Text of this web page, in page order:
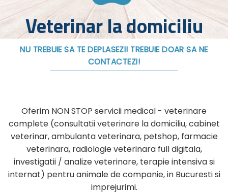
Veterinar la domiciliu
NU TREBUIE SA TE DEPLASEZI! TREBUIE DOAR SA NE
CONTACTEZI!
Oferim NON STOP servicii medical - veterinare
complete (consultatii veterinare la domiciliu, cabinet
veterinar, ambulanta veterinara, petshop, farmacie
veterinara, radiologie veterinara full digitala,
investigatii / analize veterinare, terapie intensiva si
internat) pentru animale de companie, in Bucuresti si
imprejurimi.